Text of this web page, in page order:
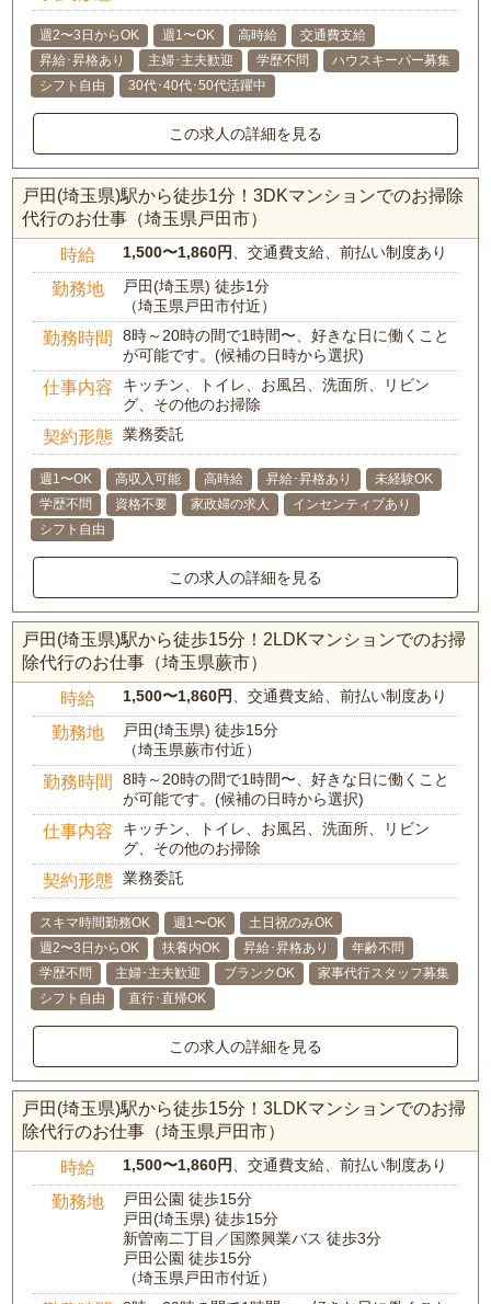
週2〜3日からOK 週1〜OK 高時給
交通費支給
昇給･昇格あり
主婦･主夫歓迎 学歴不問
ハウスキーパー募集
シフト自由
30代･40代･50代活躍中
この求人の詳細を見る
戸田(埼玉県)駅から徒歩1分！3DKマンションでのお掃除
代行のお仕事（埼玉県戸田市）
時給 1,500〜1,860円、交通費支給、前払い制度あり
勤務地
戸田(埼玉県) 徒歩1分
（埼玉県戸田市付近）
勤務時間
8時～20時の間で1時間〜、好きな日に働くこと
が可能です。(候補の日時から選択)
仕事内容
キッチン、トイレ、お風呂、洗面所、リビン
グ、その他のお掃除
契約形態 業務委託
週1〜OK 高収入可能 高時給 昇給･昇格あり
未経験OK
学歴不問
資格不要 家政婦の求人
インセンティブあり
シフト自由
この求人の詳細を見る
戸田(埼玉県)駅から徒歩15分！2LDKマンションでのお掃
除代行のお仕事（埼玉県蕨市）
時給 1,500〜1,860円、交通費支給、前払い制度あり
勤務地
戸田(埼玉県) 徒歩15分
（埼玉県蕨市付近）
勤務時間
8時～20時の間で1時間〜、好きな日に働くこと
が可能です。(候補の日時から選択)
仕事内容
キッチン、トイレ、お風呂、洗面所、リビン
グ、その他のお掃除
契約形態 業務委託
スキマ時間勤務OK 週1〜OK
土日祝のみOK
週2〜3日からOK
扶養内OK 昇給･昇格あり
年齢不問
学歴不問
主婦･主夫歓迎 ブランクOK
家事代行スタッフ募集
シフト自由
直行･直帰OK
この求人の詳細を見る
戸田(埼玉県)駅から徒歩15分！3LDKマンションでのお掃
除代行のお仕事（埼玉県戸田市）
時給 1,500〜1,860円、交通費支給、前払い制度あり
勤務地
戸田公園 徒歩15分
戸田(埼玉県) 徒歩15分
新曽南二丁目／国際興業バス 徒歩3分
戸田公園 徒歩15分
（埼玉県戸田市付近）